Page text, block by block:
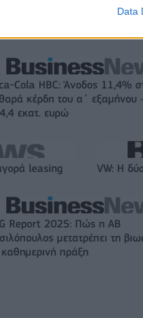
Data
Εθνική:
Cola HBC: Άνοδος 11,4%
κέρδη του α΄ εξαμήνου
εκατ. ευρώ
leasing VW: Η
Report 2025: Πώς η ΑΒ
μετατρέπει τη
πράξη